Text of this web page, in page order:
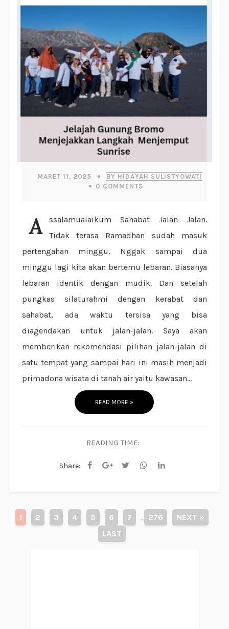
MARET 11, 2025
BY HIDAYAH SULISTYOWATI
0 COMMENTS
Assalamualaikum Sahabat Jalan Jalan.
Tidak terasa Ramadhan sudah masuk
pertengahan minggu. Nggak sampai dua
minggu lagi kita akan bertemu lebaran. Biasanya
lebaran identik dengan mudik. Dan setelah
pungkas silaturahmi dengan kerabat dan
sahabat, ada waktu tersisa yang bisa
diagendakan untuk jalan-jalan. Saya akan
memberikan rekomendasi pilihan jalan-jalan di
satu tempat yang sampai hari ini masih menjadi
primadona wisata di tanah air yaitu kawasan...
READ MORE »
READING TIME:
Share:
1 2 3 4 5 6 7 ... 276
NEXT »
LAST